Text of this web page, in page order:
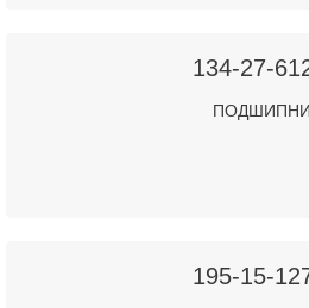
134-27-
195-15-